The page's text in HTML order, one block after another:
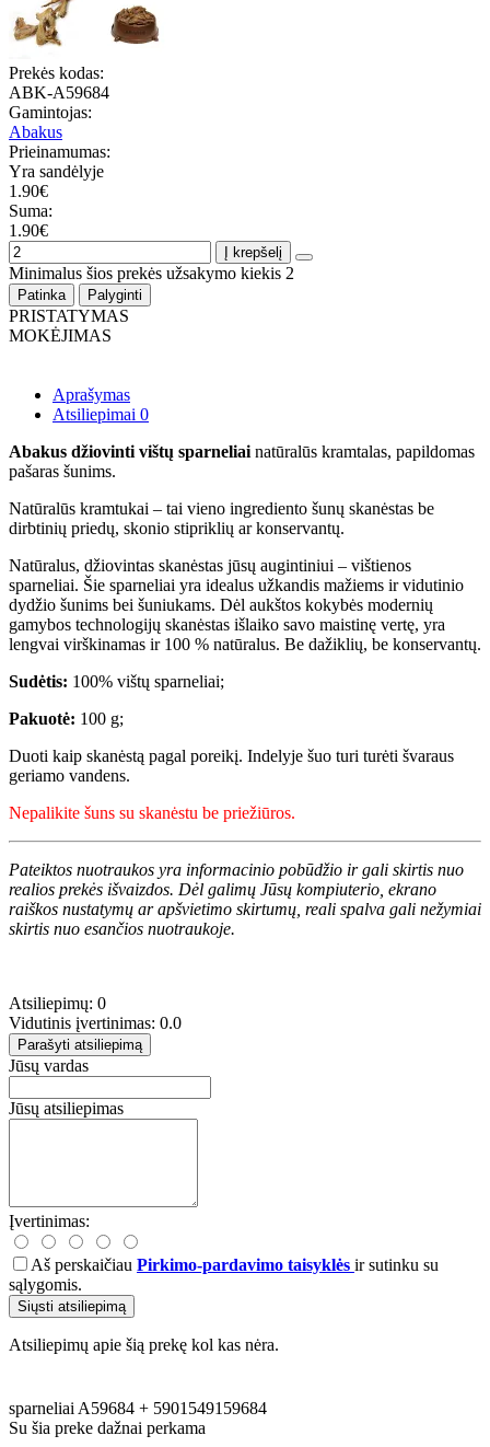
Prekės kodas:
ABK-A59684
Gamintojas:
Abakus
Prieinamumas:
Yra sandėlyje
1.90€
Suma:
1.90€
Į krepšelį
Minimalus šios prekės užsakymo kiekis 2
Patinka Palyginti
PRISTATYMAS
MOKĖJIMAS
Aprašymas
Atsiliepimai 0
Abakus džiovinti vištų sparneliai natūralūs kramtalas, papildomas
pašaras šunims.
Natūralūs kramtukai – tai vieno ingrediento šunų skanėstas be
dirbtinių priedų, skonio stipriklių ar konservantų.
Natūralus, džiovintas skanėstas jūsų augintiniui – vištienos
sparneliai. Šie sparneliai yra idealus užkandis mažiems ir vidutinio
dydžio šunims bei šuniukams. Dėl aukštos kokybės modernių
gamybos technologijų skanėstas išlaiko savo maistinę vertę, yra
lengvai virškinamas ir 100 % natūralus. Be dažiklių, be konservantų.
Sudėtis: 100% vištų sparneliai;
Pakuotė: 100 g;
Duoti kaip skanėstą pagal poreikį. Indelyje šuo turi turėti švaraus
geriamo vandens.
Nepalikite šuns su skanėstu be priežiūros.
Pateiktos nuotraukos yra informacinio pobūdžio ir gali skirtis nuo
realios prekės išvaizdos. Dėl galimų Jūsų kompiuterio, ekrano
raiškos nustatymų ar apšvietimo skirtumų, reali spalva gali nežymiai
skirtis nuo esančios nuotraukoje.
Atsiliepimų: 0
Vidutinis įvertinimas: 0.0
Parašyti atsiliepimą
Jūsų vardas
Jūsų atsiliepimas
Įvertinimas:
Aš perskaičiau Pirkimo-pardavimo taisyklės ir sutinku su
sąlygomis.
Siųsti atsiliepimą
Atsiliepimų apie šią prekę kol kas nėra.
sparneliai A59684 + 5901549159684
Su šia preke dažnai perkama